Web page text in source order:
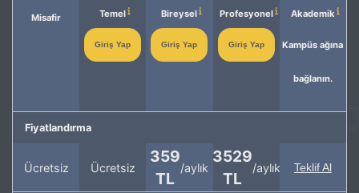
Misafir Temel
Giriş Yap
Bireysel
Giriş Yap
Profesyonel
Giriş Yap
Akademik
Kampüs ağına
bağlanın.
Fiyatlandırma
Ücretsiz Ücretsiz
359
TL
/aylık
3529
TL
/aylık Teklif Al